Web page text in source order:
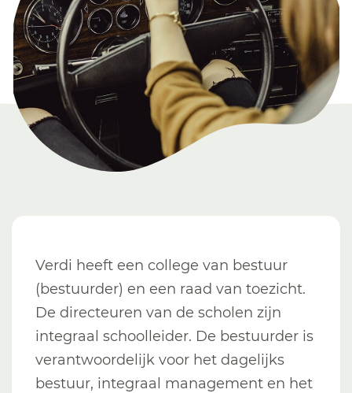
Verdi heeft een college van bestuur
(bestuurder) en een raad van toezicht.
De directeuren van de scholen zijn
integraal schoolleider. De bestuurder is
verantwoordelijk voor het dagelijks
bestuur, integraal management en het